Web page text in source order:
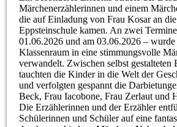
Märchenerzählerinnen und einem
die auf Einladung von Frau Kosar an die
Eppsteinschule kamen. An zwei
01.06.2026 und am 03.06.2026 – wurde
Klassenraum in eine stimmungsvolle
verwandelt. Zwischen selbst gestalteten
tauchten die Kinder in die Welt der
und verfolgten gespannt die
Beck, Frau Iacobone, Frau Zerlaut und
Die Erzählerinnen und der Erzähler
Schülerinnen und Schüler auf eine